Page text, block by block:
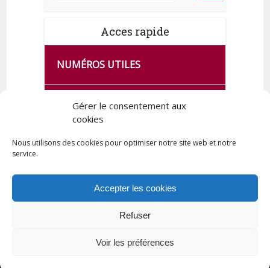
Gérer le consentement aux
cookies
Nous utilisons des cookies pour optimiser notre site web et notre
service.
Accepter les cookies
Refuser
Voir les préférences
Acces rapide
NUMÉROS UTILES
CA SE PASSE À FRANCE SERVICES
DE QUINGEY
Tous droits réservés © 2023 Commune de Quingey / Création -